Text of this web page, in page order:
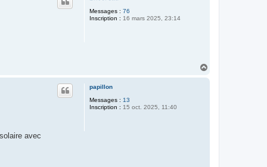
Messages : 76
Inscription : 16 mars 2025, 23:14
papillon
Messages : 13
Inscription : 15 oct. 2025, 11:40
avec